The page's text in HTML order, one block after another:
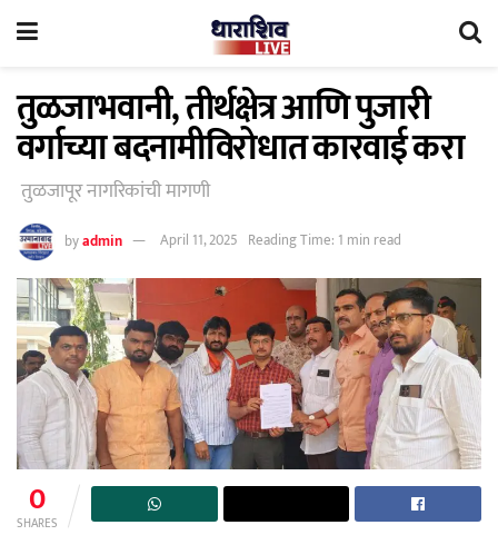
तुळजाभवानी, तीर्थक्षेत्र आणि पुजारी
वर्गाच्या बदनामीविरोधात कारवाई करा
तुळजापूर नागरिकांची मागणी
byadmin April 11, 2025 Reading Time: 1 min read
0
SHARES